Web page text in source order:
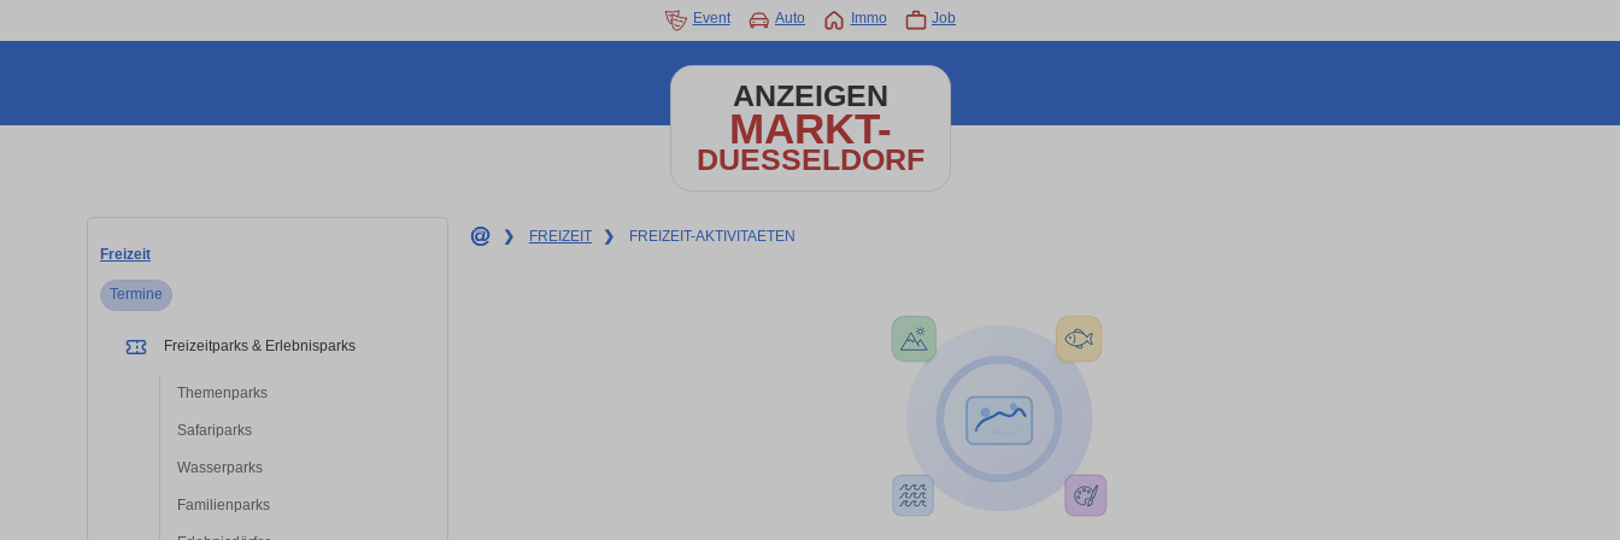
Event Auto Immo Job
ANZEIGEN
MARKT-
DUESSELDORF
Freizeit
Termine
Freizeitparks & Erlebnisparks
Themenparks
Safariparks
Wasserparks
Familienparks
❯ FREIZEIT ❯ FREIZEIT-AKTIVITAETEN